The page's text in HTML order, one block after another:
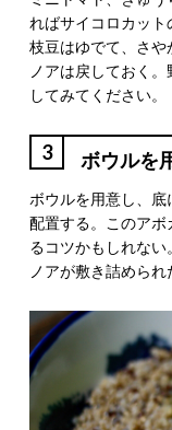
ればサイコロカット
枝豆はゆでて、さ
ノアは戻しておく
してみてください。
3 ボウルを
ボウルを用意し、
配置する。このア
るコツかもしれな
ノアが敷き詰められ